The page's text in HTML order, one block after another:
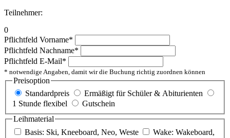
Teilnehmer:
0
Pflichtfeld Vorname*
Pflichtfeld Nachname*
Pflichtfeld E-Mail*
* notwendige Angaben, damit wir die Buchung richtig zuordnen können
Preisoption
Standardpreis
Ermäßigt für Schüler & Abiturienten
1 Stunde flexibel
Gutschein
Leihmaterial
Basis: Ski, Kneeboard, Neo, Weste
Wake: Wakeboard,